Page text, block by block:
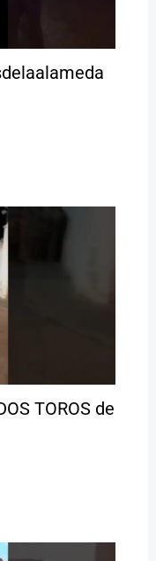
TOROS de